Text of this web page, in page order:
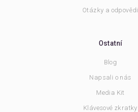
Otázky a odpovědi
Ostatní
Blog
Napsali o nás
Media Kit
Klávesové zkratky